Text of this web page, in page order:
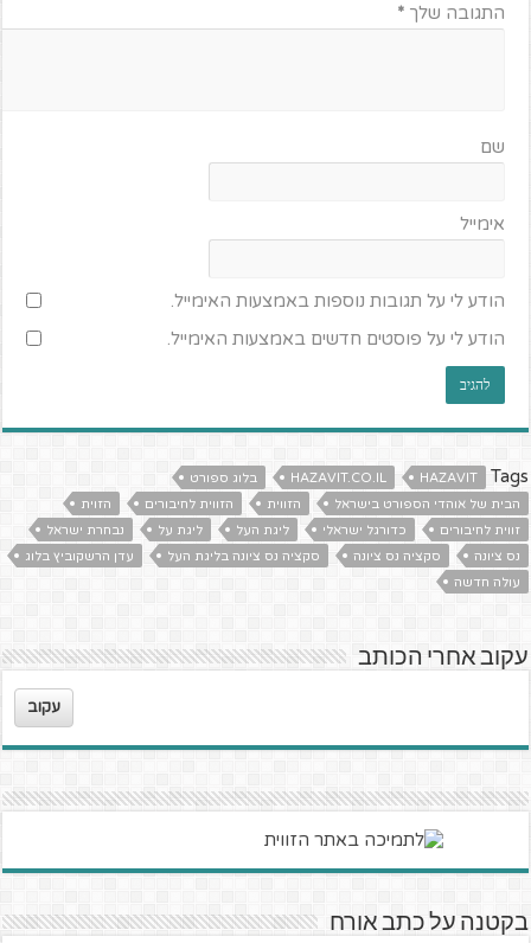
התגובה שלך*
שם
אימייל
הודע לי על תגובות נוספות באמצעות האימייל.
הודע לי על פוסטים חדשים באמצעות האימייל.
Tags
HAZAVIT
HAZAVIT.CO.IL
בלוג ספורט
הבית של אוהדי הספורט בישראל
הזווית הזווית לחיבורים
הזוית
זווית לחיבורים
כדורגל ישראלי ליגת העל ליגת על
נבחרת ישראל
נס ציונה
סקציה נס ציונה סקציה נס ציונה בליגת העל
עדן הרשקוביץ בלוג
עולה חדשה
עקוב אחרי הכותב
עקוב
בקטנה על כתב אורח